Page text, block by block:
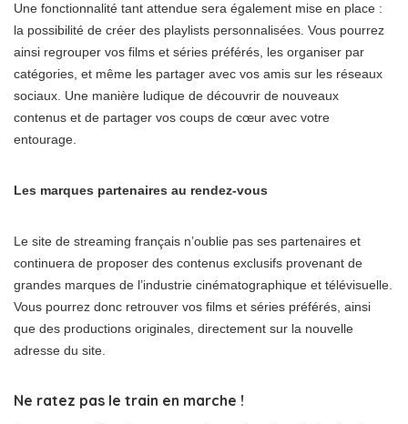
Une fonctionnalité tant attendue sera également mise en place :
la possibilité de créer des playlists personnalisées. Vous pourrez
ainsi regrouper vos films et séries préférés, les organiser par
catégories, et même les partager avec vos amis sur les réseaux
sociaux. Une manière ludique de découvrir de nouveaux
contenus et de partager vos coups de cœur avec votre
entourage.
Les marques partenaires au rendez-vous
Le site de streaming français n’oublie pas ses partenaires et
continuera de proposer des contenus exclusifs provenant de
grandes marques de l’industrie cinématographique et télévisuelle.
Vous pourrez donc retrouver vos films et séries préférés, ainsi
que des productions originales, directement sur la nouvelle
adresse du site.
Ne ratez pas le train en marche !